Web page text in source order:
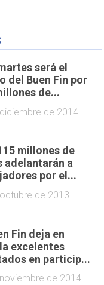
será el
del Buen Fin por
de...
de 2014
millones de
adelantarán a
por el...
de 2013
Fin deja en
excelentes
en particip...
de 2014